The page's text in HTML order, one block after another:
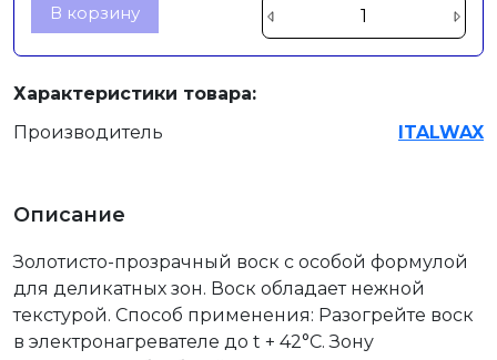
В корзину
Характеристики товара:
Производитель
ITALWAX
Описание
Золотисто-прозрачный воск с особой формулой
для деликатных зон. Воск обладает нежной
текстурой. Способ применения: Разогрейте воск
в электронагревателе до t + 42°С. Зону